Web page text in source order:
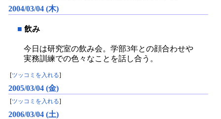
2004/03/04 (木)
■ 飲み
今日は研究室の飲み会。学部3年との顔合わせや
実務訓練での色々なことを話し合う。
ツッコミを入れる
2005/03/04 (金)
[ツッコミを入れる]
2006/03/04 (土)